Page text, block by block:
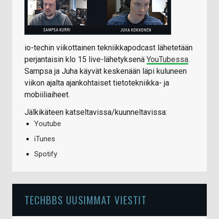
io-techin viikottainen tekniikkapodcast lähetetään
perjantaisin klo 15 live-lähetyksenä YouTubessa.
Sampsa ja Juha käyvät keskenään läpi kuluneen
viikon ajalta ajankohtaiset tietotekniikka- ja
mobiiliaiheet.
Jälkikäteen katseltavissa/kuunneltavissa:
Youtube
iTunes
Spotify
TECHBBS UUSIMMAT VIESTIT